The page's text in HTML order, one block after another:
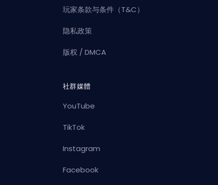
玩家条款与条件（T&C）
隐私政策
版权 / DMCA
社群媒體
YouTube
TikTok
Instagram
Facebook